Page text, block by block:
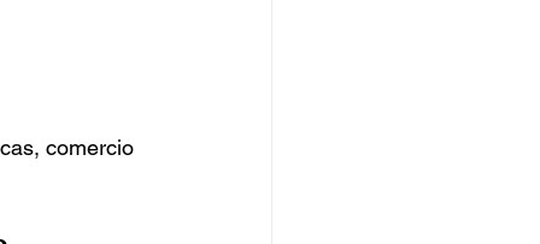
comercio